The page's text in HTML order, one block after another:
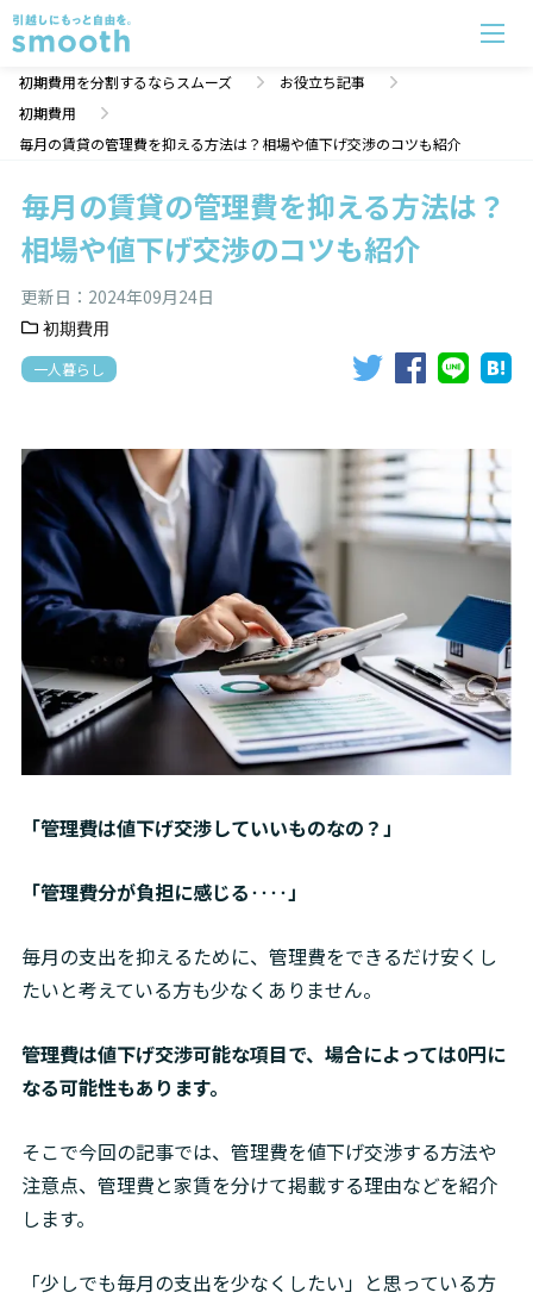
初期費用を分割するならスムーズ
お役立ち記事
初期費用
毎月の賃貸の管理費を抑える方法は？相場や値下げ交渉のコツも紹介
毎月の賃貸の管理費を抑える方法は？
相場や値下げ交渉のコツも紹介
更新日： 2024年09月24日
初期費用
一人暮らし
「管理費は値下げ交渉していいものなの？」
「管理費分が負担に感じる‥‥」
毎月の支出を抑えるために、管理費をできるだけ安くし
たいと考えている方も少なくありません。
管理費は値下げ交渉可能な項目で、場合によっては0円に
なる可能性もあります。
そこで今回の記事では、管理費を値下げ交渉する方法や
注意点、管理費と家賃を分けて掲載する理由などを紹介
します。
「少しでも毎月の支出を少なくしたい」と思っている方